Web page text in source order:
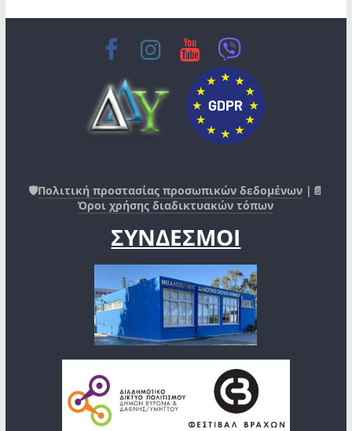
🛡️Πολιτική προστασίας προσωπικών δεδομένων |📄
Όροι χρήσης διαδικτυακών τόπων
ΣΥΝΔΕΣΜΟΙ